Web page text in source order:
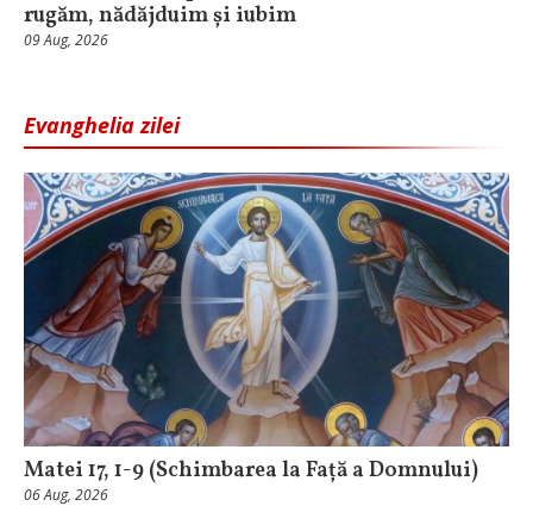
rugăm, nădăjduim și iubim
09 Aug, 2026
Evanghelia zilei
Matei 17, 1-9 (Schimbarea la Față a Domnului)
06 Aug, 2026